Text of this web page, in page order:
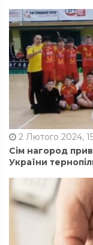
2 Лютого 2024,
Сім нагород
України